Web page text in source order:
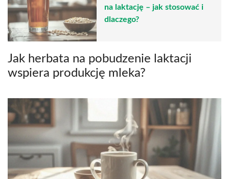
na laktację – jak stosować i
dlaczego?
Jak herbata na pobudzenie laktacji
wspiera produkcję mleka?